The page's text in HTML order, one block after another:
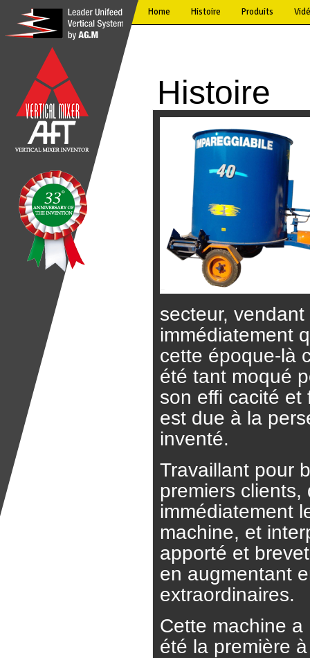
Produits
Histoire
Home
Histoire
secteur,
immédiatement
cette époque-là
été tant moqué
son effi cacité et
est due à la
inventé.
Travaillant pour
premiers clients,
immédiatement
machine, et
apporté et
en augmentant
extraordinaires.
Cette machine a
été la première à